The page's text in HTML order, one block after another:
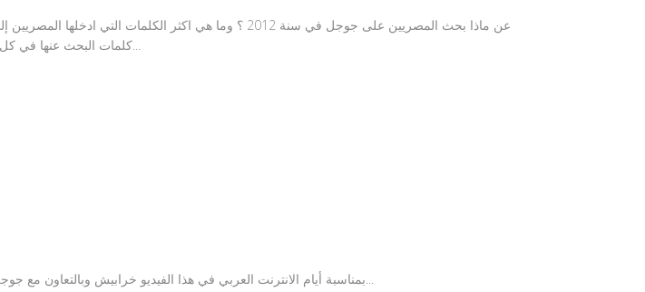
كلمات البحث عنها في كل الموضوعات: مصادر اخباريه, شخصيات عامه, برامج, أغاني وصور.. لو عاوز...
بمناسبة أيام الانترنت العربي في هذا الفيديو خرابيش وبالتعاون مع جوجل ومبادرة تغريدات تقدم لكم حقائق وأرقام عن اللغة العربية على الانترنت...